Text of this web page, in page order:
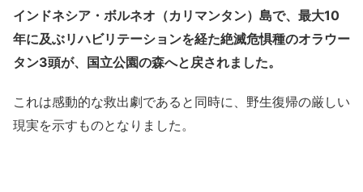
インドネシア・ボルネオ（カリマンタン）島で、最大10
年に及ぶリハビリテーションを経た絶滅危惧種のオラウー
タン3頭が、国立公園の森へと戻されました。
これは感動的な救出劇であると同時に、野生復帰の厳しい
現実を示すものとなりました。